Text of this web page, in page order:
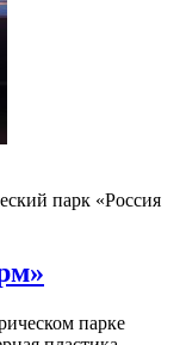
парк «Россия
парке